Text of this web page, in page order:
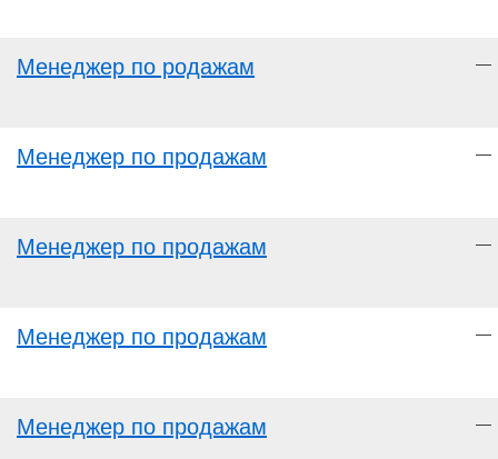
Менеджер по родажам —
Менеджер по продажам —
Менеджер по продажам —
Менеджер по продажам —
Менеджер по продажам —